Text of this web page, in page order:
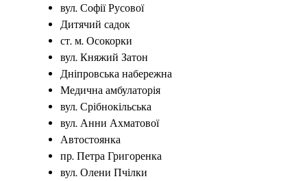
вул. Софії Русової
Дитячий садок
ст. м. Осокорки
вул. Княжий Затон
Дніпровська набережна
Медична амбулаторія
вул. Срібнокільська
вул. Анни Ахматової
Автостоянка
пр. Петра Григоренка
вул. Олени Пчілки